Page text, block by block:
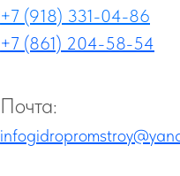
+7 (918) 331-04-86
+7 (861) 204-58-54
Почта: